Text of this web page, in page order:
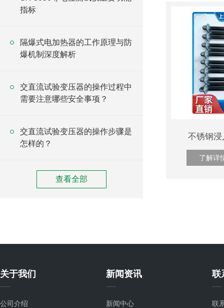
指标
隔爆式电加热器的工作原理与防
爆机制深度解析
交直流试验变压器的操作过程中
需要注意哪些安全事项？
交直流试验变压器的操作步骤是
怎样的？
查看全部
不锈钢
了解详
关于我们
公司介绍
新闻资讯
新闻中心
联
联